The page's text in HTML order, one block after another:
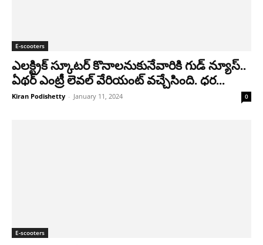
E-scooters
ఎలక్ట్రిక్ స్కూటర్ కొనాలనుకునేవారికి గుడ్ న్యూస్..
ఏథర్ ఎంట్రీ లెవల్ వేరియంట్ వచ్చేసింది. ధర...
Kiran Podishetty - January 11, 2024 0
E-scooters